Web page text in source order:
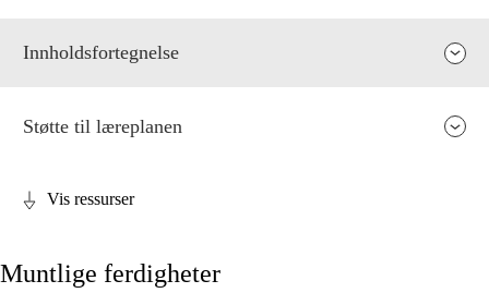
Innholdsfortegnelse
Kjerneelementer
Støtte til læreplanen
Vis ressurser
Muntlige ferdigheter